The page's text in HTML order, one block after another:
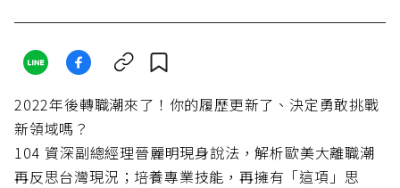
2022年後轉職潮來了！你的履歷更新了、決定勇敢挑戰
新領域嗎？
104 資深副總經理晉麗明現身說法，解析歐美大離職潮
再反思台灣現況；培養專業技能，再擁有「這項」思